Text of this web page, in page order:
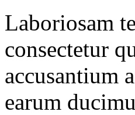
Laboriosam
consectetur
accusantium
earum